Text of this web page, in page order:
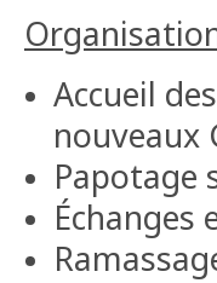
Accueil
nouveaux
Papotage
Échanges